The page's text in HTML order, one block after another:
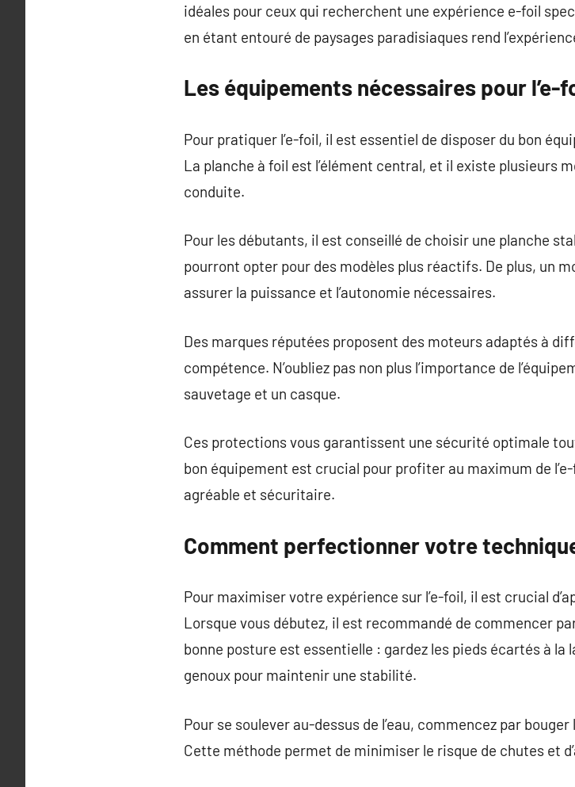
idéales pour ceux qui recherchent une expérience e-foil
en étant entouré de paysages paradisiaques rend
Les équipements nécessaires pour l’e-
Pour pratiquer l’e-foil, il est essentiel de disposer du bon
La planche à foil est l’élément central, et il existe plusieurs
conduite.
Pour les débutants, il est conseillé de choisir une planche
pourront opter pour des modèles plus réactifs. De plus, un
assurer la puissance et l’autonomie nécessaires.
Des marques réputées proposent des moteurs adaptés à
compétence. N’oubliez pas non plus l’importance de
sauvetage et un casque.
Ces protections vous garantissent une sécurité optimale
bon équipement est crucial pour profiter au maximum de
agréable et sécuritaire.
Comment perfectionner votre
Pour maximiser votre expérience sur l’e-foil, il est crucial
Lorsque vous débutez, il est recommandé de commencer
bonne posture est essentielle : gardez les pieds écartés à la
genoux pour maintenir une stabilité.
Pour se soulever au-dessus de l’eau, commencez par
Cette méthode permet de minimiser le risque de chutes et